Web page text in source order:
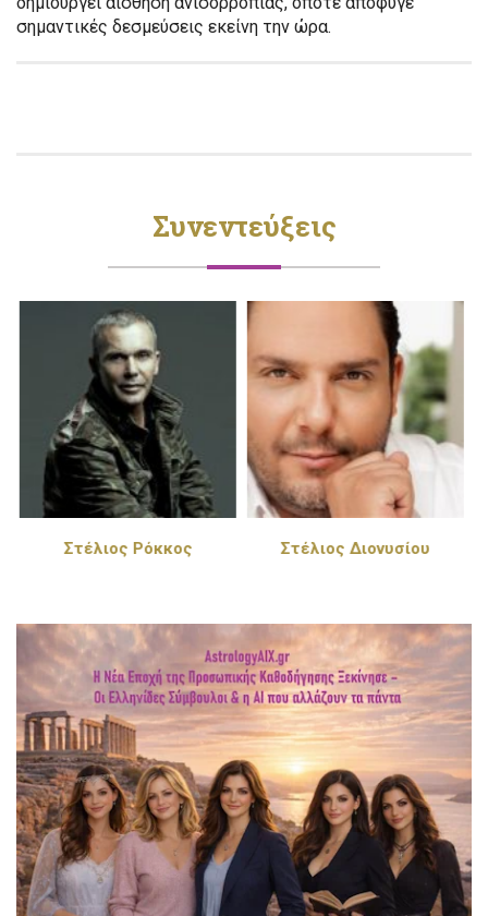
σημαντικές δεσμεύσεις εκείνη την ώρα.
Συνεντεύξεις
Στέλιος Διονυσίου Πέγκυ Ζήνα